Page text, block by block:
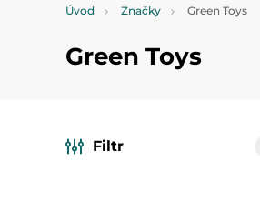
Úvod Značky Green Toys
Green Toys
Filtr